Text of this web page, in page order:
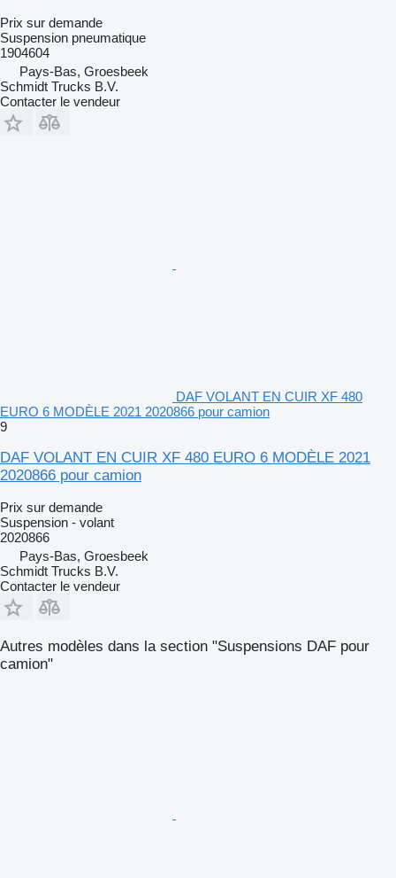
Prix sur demande
Suspension pneumatique
1904604
Pays-Bas, Groesbeek
Schmidt Trucks B.V.
Contacter le vendeur
DAF VOLANT EN CUIR XF 480
EURO 6 MODÈLE 2021 2020866 pour camion
9
DAF VOLANT EN CUIR XF 480 EURO 6 MODÈLE 2021
2020866 pour camion
Prix sur demande
Suspension - volant
2020866
Pays-Bas, Groesbeek
Schmidt Trucks B.V.
Contacter le vendeur
Autres modèles dans la section "Suspensions DAF pour
camion"